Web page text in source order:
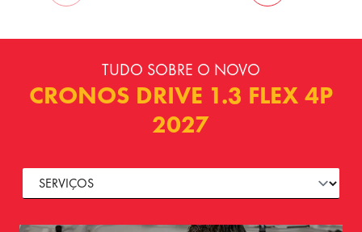
TUDO SOBRE O NOVO
CRONOS DRIVE 1.3 FLEX 4P
2027